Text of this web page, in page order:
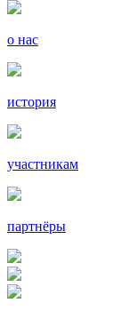
о нас
история
участникам
партнёры